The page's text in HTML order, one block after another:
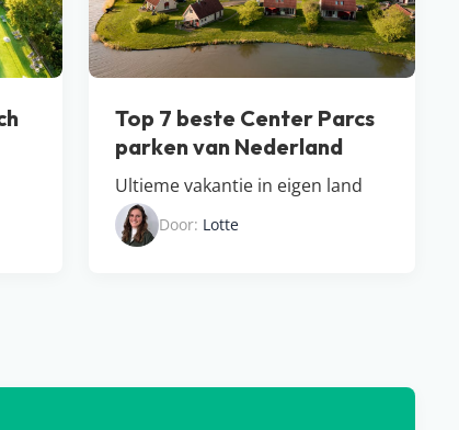
Top 7 beste Center Parcs
parken van Nederland
Ultieme vakantie in eigen land
Door: Lotte